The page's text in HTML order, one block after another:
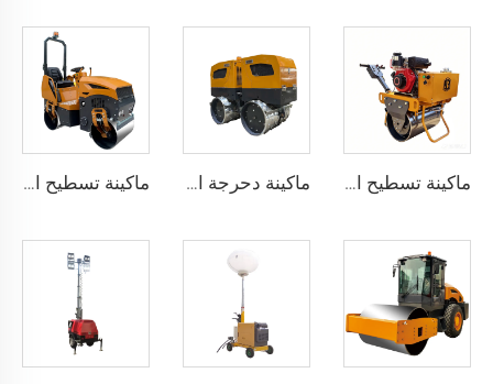
ماكينة تسطيح اهتزازية أسطوانة واحدة سعة 300 كجم من طراز BM30 ماكينة دحرجة اهتزازية ذات أقدام خروفية نموذج BMRC18-1660 كجم / 1800 كجم ماكينة تسطيح اهتزازية مزدوجة الأسطوانة سعة 1 طن من طراز BM1000